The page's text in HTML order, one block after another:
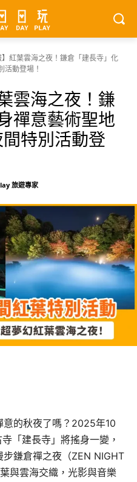
】紅葉雲海之夜！鎌倉「建長寺」化
動登場！
雲海之夜！鎌
禪意藝術聖地
特別活動登
旅遊專家
的秋夜了嗎？2025年10
「建長寺」將搖身一變，
鎌倉禪之夜（ZEN NIGHT
與雲海交織，光影與音樂